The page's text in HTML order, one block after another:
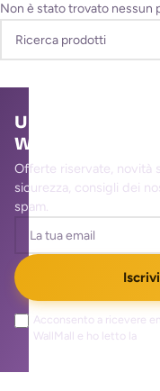
Non è stato trovato nessun
Unisciti alla
WallMall
Offerte riservate, novità
sicurezza, consigli dei
spam.
Acconsento a ricevere
WallMall e ho letto la